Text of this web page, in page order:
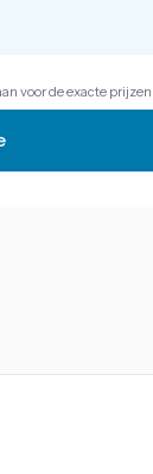
voor de exacte